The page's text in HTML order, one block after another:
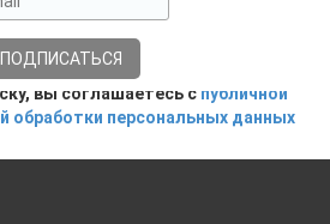
вы соглашаетесь с публичной
обработки персональных данных